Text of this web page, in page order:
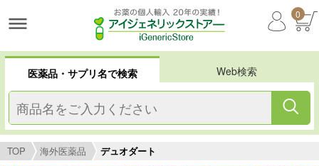
0
医薬品・サプリ名で検索 Web検索
TOP 海外医薬品 デュオダート